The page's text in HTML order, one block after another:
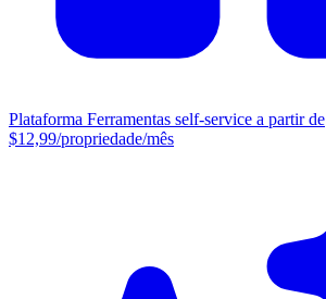
Plataforma Ferramentas self-service a partir de
$12,99/propriedade/mês